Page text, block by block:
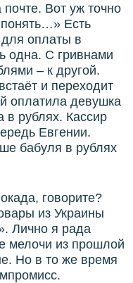
Вот уж точно
Есть
для оплаты в
одна. С гривнами
– к другой.
и переходит
оплатила девушка
рублях. Кассир
Евгении.
бабуля в рублях
говорите?
из Украины
Лично я рада
мелочи из прошлой
Но в то же время